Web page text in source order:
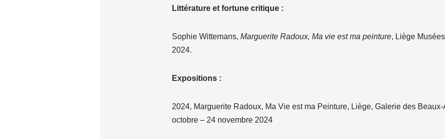
Littérature et fortune critique :
Sophie Wittemans,Marguerite Radoux, Ma vie est ma peinture, Liège
2024.
Expositions :
2024, Marguerite Radoux, Ma Vie est ma Peinture, Liège, Galerie des Beaux-
octobre – 24 novembre 2024